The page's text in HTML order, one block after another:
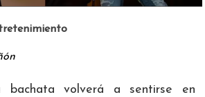
volverá a sentirse en